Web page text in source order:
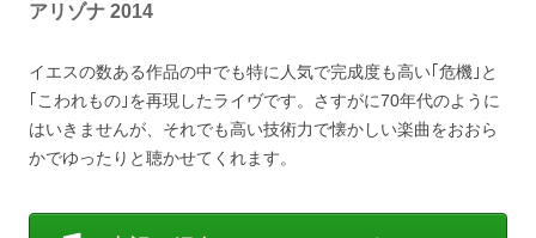
アリゾナ 2014
イエスの数ある作品の中でも特に人気で完成度も高い｢危機｣と
｢こわれもの｣を再現したライヴです。さすがに70年代のように
はいきませんが、それでも高い技術力で懐かしい楽曲をおおら
かでゆったりと聴かせてくれます。